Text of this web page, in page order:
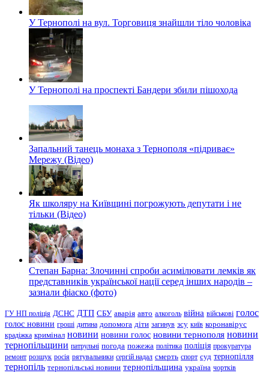
У Тернополі на вул. Торговиця знайшли тіло чоловіка
У Тернополі на проспекті Бандери збили пішохода
Запальний танець монаха з Тернополя «підриває»
Мережу (Відео)
Як школяру на Київщині погрожують депутати і не
тільки (Відео)
Степан Барна: Злочинні спроби асимілювати лемків як
представників української нації серед інших народів –
зазнали фіаско (фото)
ГУ НП поліція ДСНС ДТП СБУ аварія авто алкоголь війна військові голос
голос новини гроші дитина допомога діти загинув зсу київ коронавірус
крадіжка кримінал новини новини голос новини тернополя новини
тернопільщини патрульні погода пожежа політика поліція прокуратура
ремонт розшук росія рятувальники сергій надал смерть спорт суд тернопілля
тернопіль тернопільські новини тернопільщина україна чортків